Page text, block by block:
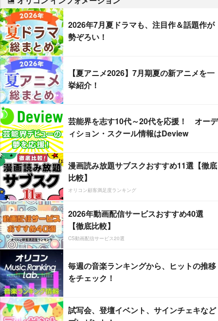
2026年7月夏ドラマも、注目作＆話題作が
勢ぞろい！
【夏アニメ2026】7月期夏の新アニメを一
挙紹介！
芸能界を志す10代～20代を応援！ オーデ
ィション・スクール情報はDeview
漫画読み放題サブスクおすすめ11選【徹底
比較】
オリコン顧客満足度ランキング
2026年動画配信サービスおすすめ40選
【徹底比較】
CS動画配信サービス20選
毎週の音楽ランキングから、ヒットの推移
をチェック！
試写会、登壇イベント、サインチェキなど